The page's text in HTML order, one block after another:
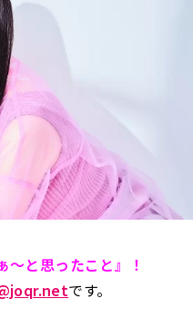
～と思ったこと』！
です。